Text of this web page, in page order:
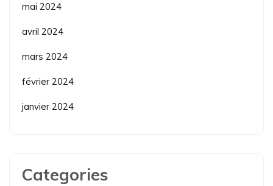
mai 2024
avril 2024
mars 2024
février 2024
janvier 2024
Categories